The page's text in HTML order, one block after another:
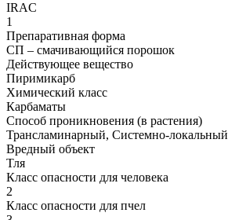
IRAC
1
Препаративная форма
СП – смачивающийся порошок
Действующее вещество
Пиримикарб
Химический класс
Карбаматы
Способ проникновения (в растения)
Трансламинарный, Системно-локальный
Вредный объект
Тля
Класс опасности для человека
2
Класс опасности для пчел